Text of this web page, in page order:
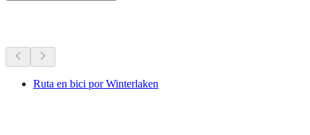
Ruta en bici por Winterlaken